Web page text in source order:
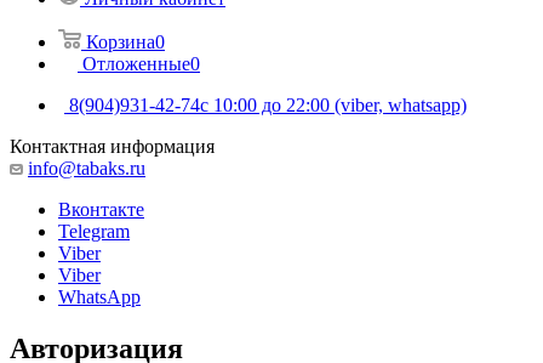
Корзина0
Отложенные0
8(904)931-42-74с 10:00 до 22:00 (viber, whatsapp)
Контактная информация
info@tabaks.ru
Вконтакте
Telegram
Viber
Viber
WhatsApp
Авторизация